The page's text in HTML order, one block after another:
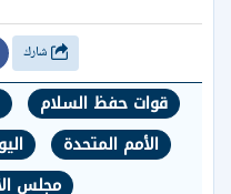
قوات حفظ السلام
الأمم المتحدة
مجلس